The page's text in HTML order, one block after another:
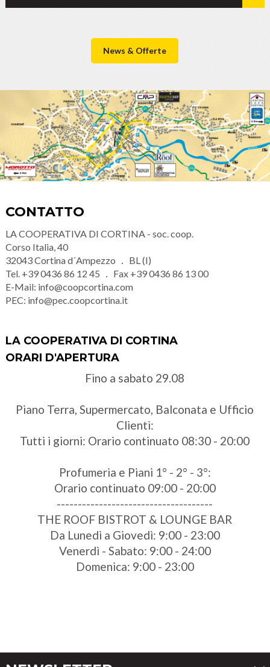
News & Offerte
CONTATTO
LA COOPERATIVA DI CORTINA - soc. coop.
Corso Italia, 40
32043Cortina d´Ampezzo
BL (I)
Tel. +39 0436 86 12 45 Fax +39 0436 86 13 00
E-Mail: info@coopcortina.com
PEC: info@pec.coopcortina.it
LA COOPERATIVA DI CORTINA
ORARI D'APERTURA
Fino a sabato 29.08
Piano Terra, Supermercato, Balconata e Ufficio
Clienti:
Tutti i giorni: Orario continuato 08:30 - 20:00
Profumeria e Piani 1° - 2° - 3°:
Orario continuato 09:00 - 20:00
-------------------------------------
THE ROOF BISTROT & LOUNGE BAR
Da Lunedì a Giovedì: 9:00 - 23:00
Venerdì - Sabato: 9:00 - 24:00
Domenica: 9:00 - 23:00